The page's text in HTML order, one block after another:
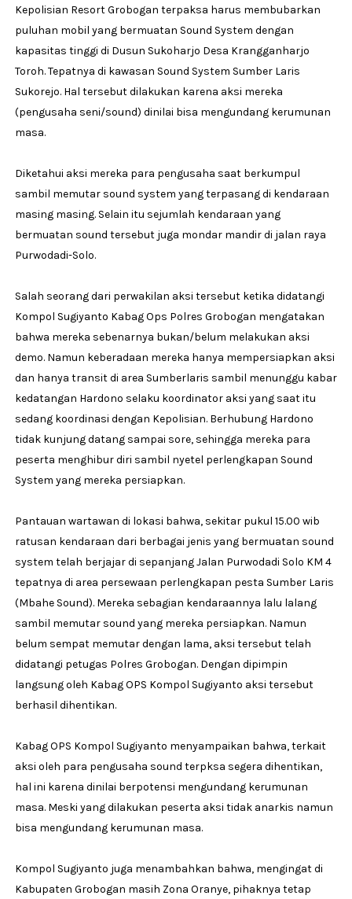
Kepolisian Resort Grobogan terpaksa harus membubarkan
puluhan mobil yang bermuatan Sound System dengan
kapasitas tinggi di Dusun Sukoharjo Desa Krangganharjo
Toroh. Tepatnya di kawasan Sound System Sumber Laris
Sukorejo. Hal tersebut dilakukan karena aksi mereka
(pengusaha seni/sound) dinilai bisa mengundang kerumunan
masa.
Diketahui aksi mereka para pengusaha saat berkumpul
sambil memutar sound system yang terpasang di kendaraan
masing masing. Selain itu sejumlah kendaraan yang
bermuatan sound tersebut juga mondar mandir di jalan raya
Purwodadi-Solo.
Salah seorang dari perwakilan aksi tersebut ketika didatangi
Kompol Sugiyanto Kabag Ops Polres Grobogan mengatakan
bahwa mereka sebenarnya bukan/belum melakukan aksi
demo. Namun keberadaan mereka hanya mempersiapkan aksi
dan hanya transit di area Sumberlaris sambil menunggu kabar
kedatangan Hardono selaku koordinator aksi yang saat itu
sedang koordinasi dengan Kepolisian. Berhubung Hardono
tidak kunjung datang sampai sore, sehingga mereka para
peserta menghibur diri sambil nyetel perlengkapan Sound
System yang mereka persiapkan.
Pantauan wartawan di lokasi bahwa, sekitar pukul 15.00 wib
ratusan kendaraan dari berbagai jenis yang bermuatan sound
system telah berjajar di sepanjang Jalan Purwodadi Solo KM 4
tepatnya di area persewaan perlengkapan pesta Sumber Laris
(Mbahe Sound). Mereka sebagian kendaraannya lalu lalang
sambil memutar sound yang mereka persiapkan. Namun
belum sempat memutar dengan lama, aksi tersebut telah
didatangi petugas Polres Grobogan. Dengan dipimpin
langsung oleh Kabag OPS Kompol Sugiyanto aksi tersebut
berhasil dihentikan.
Kabag OPS Kompol Sugiyanto menyampaikan bahwa, terkait
aksi oleh para pengusaha sound terpksa segera dihentikan,
hal ini karena dinilai berpotensi mengundang kerumunan
masa. Meski yang dilakukan peserta aksi tidak anarkis namun
bisa mengundang kerumunan masa.
Kompol Sugiyanto juga menambahkan bahwa, mengingat di
Kabupaten Grobogan masih Zona Oranye, pihaknya tetap